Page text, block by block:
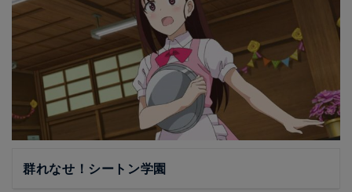
群れなせ！シートン学園